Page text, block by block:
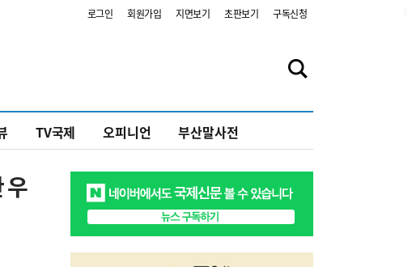
로그인 회원가입 지면보기 초판보기 구독신청
TV국제 오피니언 부산말사전
우